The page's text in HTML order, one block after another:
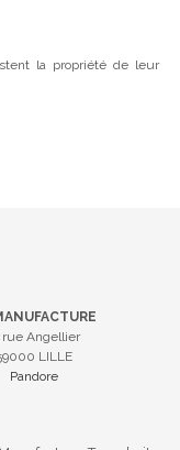
la propriété de leur
rue Angellier
LILLE
Pandore